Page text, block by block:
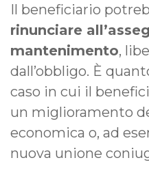
Il beneficiario
rinunciare
mantenimento,
dall’obbligo. È
caso in cui il
un miglioramento
economica o, ad
nuova unione